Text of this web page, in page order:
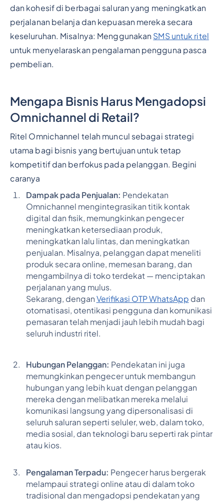
dan kohesif di berbagai saluran yang meningkatkan
perjalanan belanja dan kepuasan mereka secara
keseluruhan. Misalnya: Menggunakan SMS untuk ritel
untuk menyelaraskan pengalaman pengguna pasca
pembelian.
Mengapa Bisnis Harus Mengadopsi
Omnichannel di Retail?
Ritel Omnichannel telah muncul sebagai strategi
utama bagi bisnis yang bertujuan untuk tetap
kompetitif dan berfokus pada pelanggan. Begini
caranya
Dampak pada Penjualan: Pendekatan
Omnichannel mengintegrasikan titik kontak
digital dan fisik, memungkinkan pengecer
meningkatkan ketersediaan produk,
meningkatkan lalu lintas, dan meningkatkan
penjualan. Misalnya, pelanggan dapat meneliti
produk secara online, memesan barang, dan
mengambilnya di toko terdekat — menciptakan
perjalanan yang mulus.
Sekarang, dengan Verifikasi OTP WhatsApp dan
otomatisasi, otentikasi pengguna dan komunikasi
pemasaran telah menjadi jauh lebih mudah bagi
seluruh industri ritel.
Hubungan Pelanggan: Pendekatan ini juga
memungkinkan pengecer untuk membangun
hubungan yang lebih kuat dengan pelanggan
mereka dengan melibatkan mereka melalui
komunikasi langsung yang dipersonalisasi di
seluruh saluran seperti seluler, web, dalam toko,
media sosial, dan teknologi baru seperti rak pintar
atau kios.
Pengalaman Terpadu: Pengecer harus bergerak
melampaui strategi online atau di dalam toko
tradisional dan mengadopsi pendekatan yang